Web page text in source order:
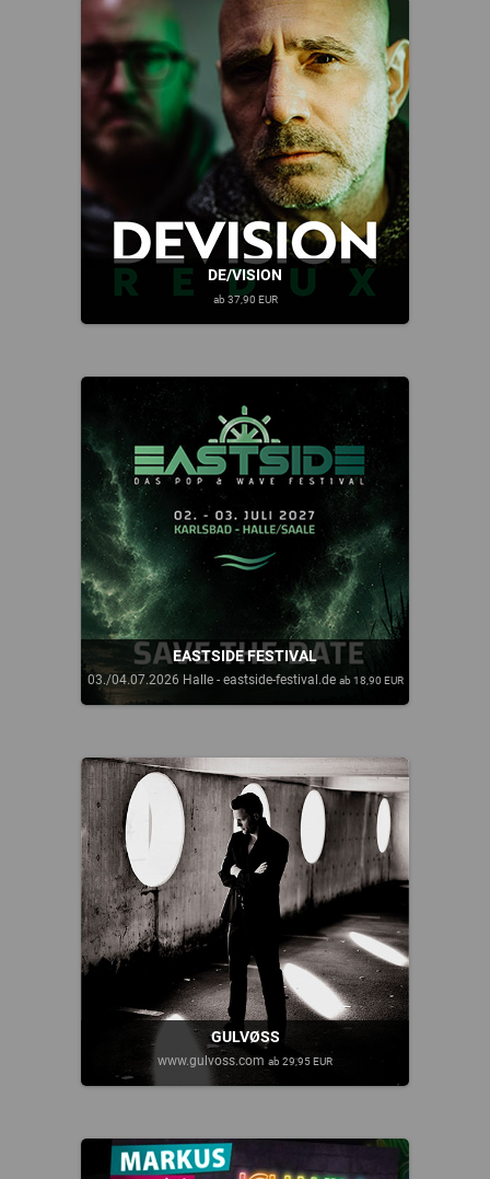
DE/VISION
ab 37,90 EUR
EASTSIDE FESTIVAL
03./04.07.2026 Halle - eastside-festival.de ab 18,90 EUR
GULVØSS
www.gulvoss.com ab 29,95 EUR